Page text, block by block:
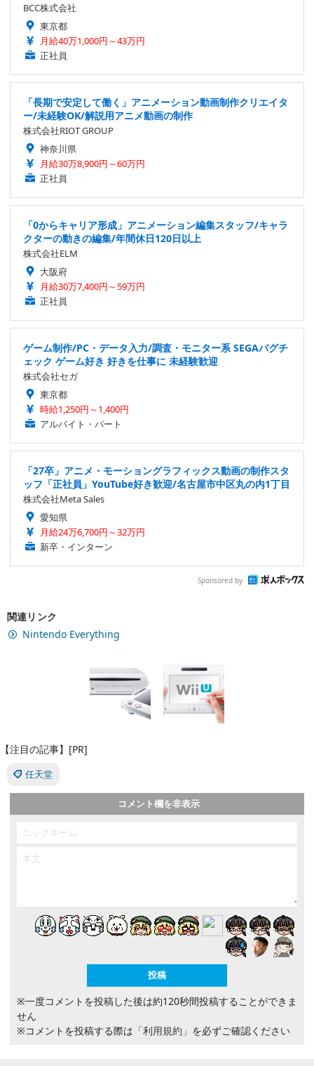
BCC株式会社
東京都
月給40万1,000円～43万円
正社員
「長期で安定して働く」アニメーション動画制作クリエイタ
ー/未経験OK/解説用アニメ動画の制作
株式会社RIOT GROUP
神奈川県
月給30万8,900円～60万円
正社員
「0からキャリア形成」アニメーション編集スタッフ/キャラ
クターの動きの編集/年間休日120日以上
株式会社ELM
大阪府
月給30万7,400円～59万円
正社員
ゲーム制作/PC・データ入力/調査・モニター系 SEGAバグチ
ェック ゲーム好き 好きを仕事に 未経験歓迎
株式会社セガ
東京都
時給1,250円～1,400円
アルバイト・パート
「27卒」アニメ・モーショングラフィックス動画の制作スタ
ッフ「正社員」YouTube好き歓迎/名古屋市中区丸の内1丁目
株式会社Meta Sales
愛知県
月給24万6,700円～32万円
新卒・インターン
Sponsored by
関連リンク
Nintendo Everything
【注目の記事】[PR]
任天堂
コメント欄を非表示
※一度コメントを投稿した後は約120秒間投稿することができま
せん
※コメントを投稿する際は 「利用規約」 を必ずご確認ください